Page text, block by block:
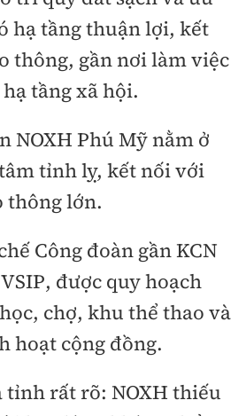
hạ tầng thuận lợi, kết
thông, gần nơi làm việc
tầng xã hội.
NOXH Phú Mỹ nằm ở
tỉnh lỵ, kết nối với
thông lớn.
Công đoàn gần KCN
được quy hoạch
chợ, khu thể thao và
hoạt cộng đồng.
tỉnh rất rõ: NOXH thiếu